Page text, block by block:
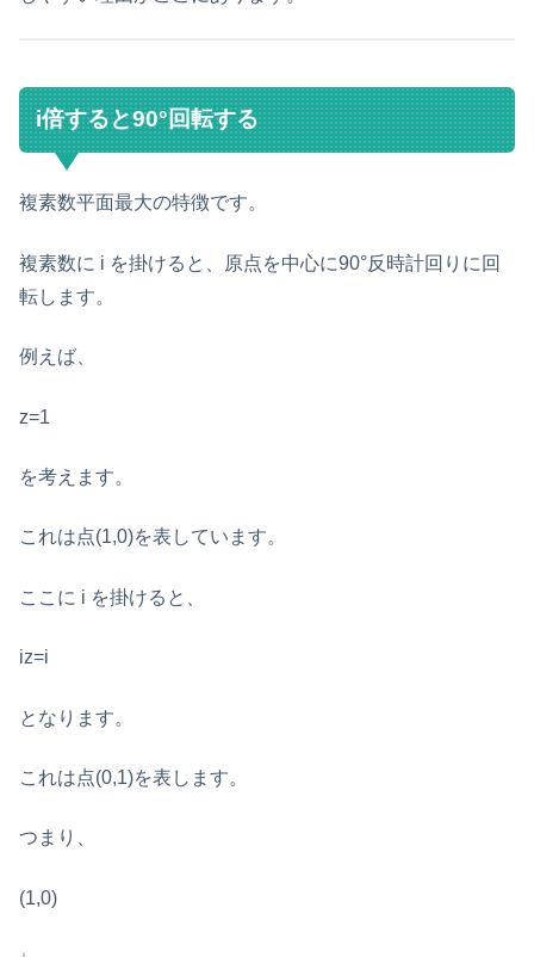
i倍すると90°回転する
複素数平面最大の特徴です。
複素数に i を掛けると、原点を中心に90°反時計回りに回
転します。
例えば、
z=1
を考えます。
これは点(1,0)を表しています。
ここに i を掛けると、
iz=i
となります。
これは点(0,1)を表します。
つまり、
(1,0)